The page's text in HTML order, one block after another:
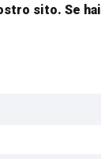
sito. Se hai